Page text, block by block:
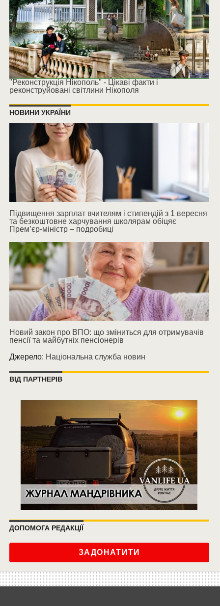
"Реконструкція Нікополь" - Цікаві факти і
реконструйовані світлини Нікополя
НОВИНИ УКРАЇНИ
Підвищення зарплат вчителям і стипендій з 1 вересня
та безкоштовне харчування школярам обіцяє
Прем’єр-міністр – подробиці
Новий закон про ВПО: що зміниться для отримувачів
пенсії та майбутніх пенсіонерів
Джерело: Національна служба новин
ВІД ПАРТНЕРІВ
ДОПОМОГА РЕДАКЦІЇ
ЗАДОНАТИТИ